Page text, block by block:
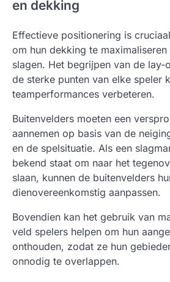
en dekking
Effectieve positionering is
om hun dekking te
slagen. Het begrijpen van de lay-
de sterke punten van elke speler
teamperformances verbeteren.
Buitenvelders moeten een
aannemen op basis van de
en de spelsituatie. Als een
bekend staat om naar het
slaan, kunnen de buitenvelders
dienovereenkomstig aanpassen.
Bovendien kan het gebruik van
veld spelers helpen om hun
onthouden, zodat ze hun
onnodig te overlappen.